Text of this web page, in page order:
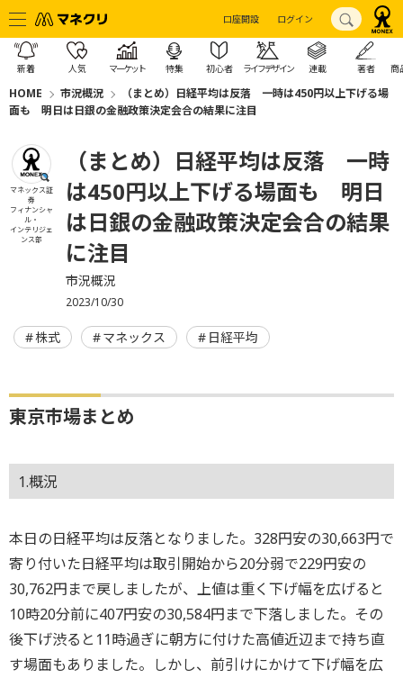
口座開設 ログイン
新着 人気 マーケット 特集 初心者 ライフデザイン 連載 著者 商
HOME 市況概況
（まとめ）日経平均は反落 一時は450円以上下げる場
面も 明日は日銀の金融政策決定会合の結果に注目
マネックス証
券
フィナンシャ
ル・
インテリジェ
ンス部
（まとめ）日経平均は反落 一時
は450円以上下げる場面も 明日
は日銀の金融政策決定会合の結果
に注目
市況概況
2023/10/30
株式 マネックス 日経平均
東京市場まとめ
1.概況
本日の日経平均は反落となりました。328円安の30,663円で
寄り付いた日経平均は取引開始から20分弱で229円安の
30,762円まで戻しましたが、上値は重く下げ幅を広げると
10時20分前に407円安の30,584円まで下落しました。その
後下げ渋ると11時過ぎに朝方に付けた高値近辺まで持ち直
す場面もありました。しかし、前引けにかけて下げ幅を広